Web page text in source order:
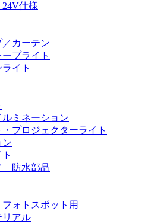
仕様
カーテン
プライト
イト
ミネーション
プロジェクターライト
ン
防水部品
フォトスポット用
リアル